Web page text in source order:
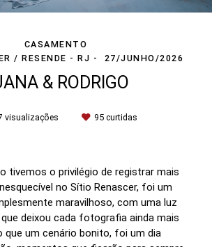
CASAMENTO
/ RESENDE - RJ
27/JUNHO/2026
& RODRIGO
visualizações 95 curtidas
tivemos o privilégio de registrar mais
no Sítio Renascer, foi um
maravilhoso, com uma luz
deixou cada fotografia ainda mais
que um cenário bonito, foi um dia